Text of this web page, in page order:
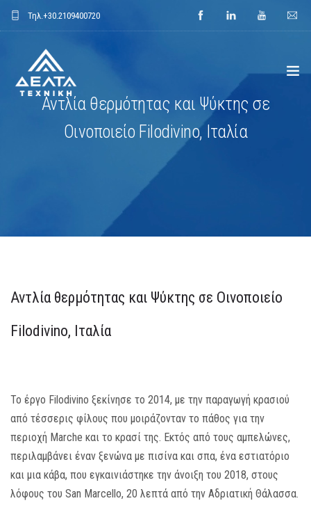
Τηλ.+30.2109400720
ΝΕΑ
MEDIA
ΕΥΚΑΙΡΙΕΣ ΕΡΓΑΣΙΑΣ
ΕΠΙΚΟΙΝΩΝΙΑ
E-SHOP
Αντλία θερμότητας και Ψύκτης σε
Οινοποιείο Filodivino, Ιταλία
Αντλία θερμότητας και Ψύκτης σε Οινοποιείο
Filodivino, Ιταλία
Το έργο Filodivino ξεκίνησε το 2014, με την παραγωγή κρασιού
από τέσσερις φίλους που μοιράζονταν το πάθος για την
περιοχή Marche και το κρασί της. Εκτός από τους αμπελώνες,
περιλαμβάνει έναν ξενώνα με πισίνα και σπα, ένα εστιατόριο
και μια κάβα, που εγκαινιάστηκε την άνοιξη του 2018, στους
λόφους του San Marcello, 20 λεπτά από την Αδριατική Θάλασσα.